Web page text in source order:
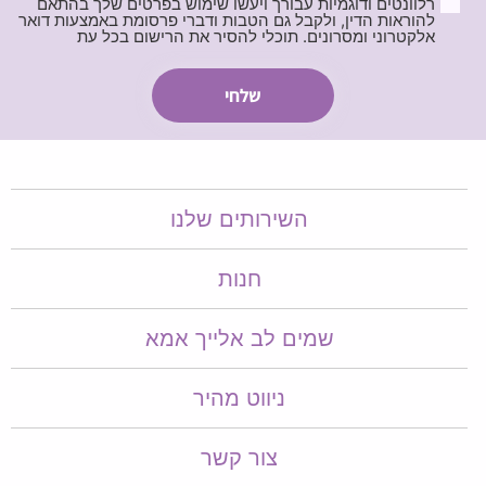
להוראות הדין, ולקבל גם הטבות ודברי פרסומת באמצעות דואר
אלקטרוני ומסרונים. תוכלי להסיר את הרישום בכל עת
השירותים שלנו
חנות
שמים לב אלייך אמא​​
ניווט מהיר
צור קשר